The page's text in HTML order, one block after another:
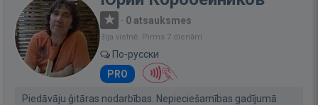
· 0 atsauksmes
Bija vietnē: Pirms 7 dienām
По-русски
PRO
Piedāvāju ģitāras nodarbības. Nepieciešamības gadījumā